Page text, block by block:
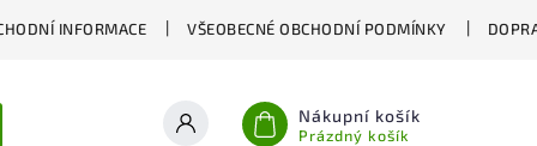
INFORMACE VŠEOBECNÉ OBCHODNÍ PODMÍNKY
Nákupní košík
Prázdný košík